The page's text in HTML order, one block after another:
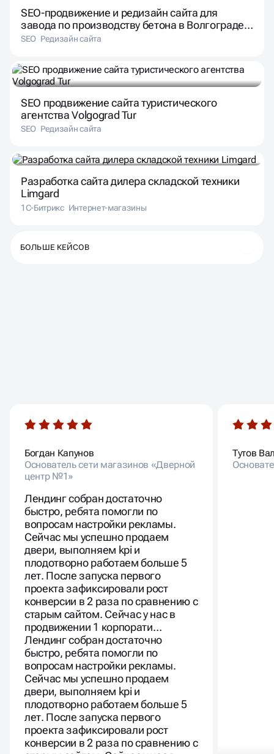
SEO-продвижение и редизайн сайта для
завода по производству бетона в Волгограде
“БериБетон”
SEO Редизайн сайта
SEO продвижение сайта туристического
агентства Volgograd Tur
SEO Редизайн сайта
Разработка сайта дилера складской техники
Limgard
1С-Битрикс Интернет-магазины
БОЛЬШЕ КЕЙСОВ
Богдан Капунов
Основатель сети магазинов «Дверной
центр №1»
Лендинг собран достаточно
быстро, ребята помогли по
вопросам настройки рекламы.
Сейчас мы успешно продаем
двери, выполняем kpi и
плодотворно работаем больше 5
лет. После запуска первого
проекта зафиксировали рост
конверсии в 2 раза по сравнению с
старым сайтом. Сейчас у нас в
продвижении 1 корпорати…
Лендинг собран достаточно
быстро, ребята помогли по
вопросам настройки рекламы.
Сейчас мы успешно продаем
двери, выполняем kpi и
плодотворно работаем больше 5
лет. После запуска первого
проекта зафиксировали рост
конверсии в 2 раза по сравнению с
Тутов